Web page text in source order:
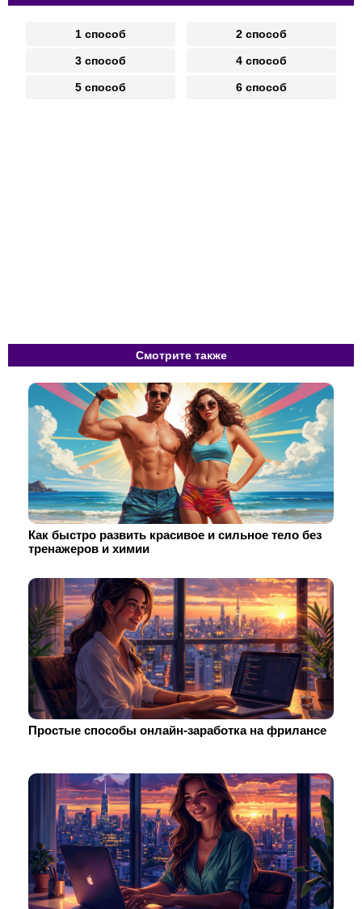
1 способ 2 способ
3 способ 4 способ
5 способ 6 способ
Смотрите также
Как быстро развить красивое и сильное тело без
тренажеров и химии
Простые способы онлайн-заработка на фрилансе